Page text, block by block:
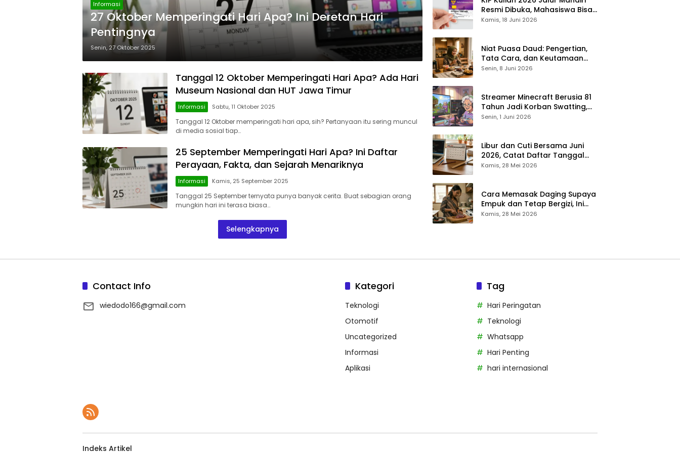
Informasi
27 Oktober Memperingati Hari Apa? Ini Deretan Hari
Pentingnya
Senin, 27 Oktober 2025
Tanggal 12 Oktober Memperingati Hari Apa? Ada Hari
Museum Nasional dan HUT Jawa Timur
Informasi Sabtu, 11 Oktober 2025
Tanggal 12 Oktober memperingati hari apa, sih? Pertanyaan itu sering muncul
di media sosial tiap…
25 September Memperingati Hari Apa? Ini Daftar
Perayaan, Fakta, dan Sejarah Menariknya
Informasi Kamis, 25 September 2025
Tanggal 25 September ternyata punya banyak cerita. Buat sebagian orang
mungkin hari ini terasa biasa…
Selengkapnya
Resmi Dibuka, Mahasiswa Bisa
Dapat Bantuan hingga Rp1,4
Kamis, 18 Juni 2026
Niat Puasa Daud: Pengertian,
Tata Cara, dan Keutamaan
yang Perlu Diketahui Umat
Senin, 8 Juni 2026
Streamer Minecraft Berusia 81
Tahun Jadi Korban Swatting,
Polisi Kepung Rumah Saat
Senin, 1 Juni 2026
Libur dan Cuti Bersama Juni
2026, Catat Daftar Tanggal
Merah dan Long Weekendnya
Kamis, 28 Mei 2026
Cara Memasak Daging Supaya
Empuk dan Tetap Bergizi, Ini
Tipsnya
Kamis, 28 Mei 2026
Contact Info
wiedodo166@gmail.com
Kategori
Teknologi
Otomotif
Uncategorized
Informasi
Aplikasi
Tag
Hari Peringatan
Teknologi
Whatsapp
Hari Penting
hari internasional
Indeks Artikel